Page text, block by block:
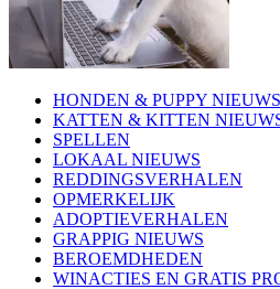
HONDEN & PUPPY NIEUWS
KATTEN & KITTEN
SPELLEN
LOKAAL NIEUWS
REDDINGSVERHALEN
OPMERKELIJK
ADOPTIEVERHALEN
GRAPPIG NIEUWS
BEROEMDHEDEN
WINACTIES EN GRATIS